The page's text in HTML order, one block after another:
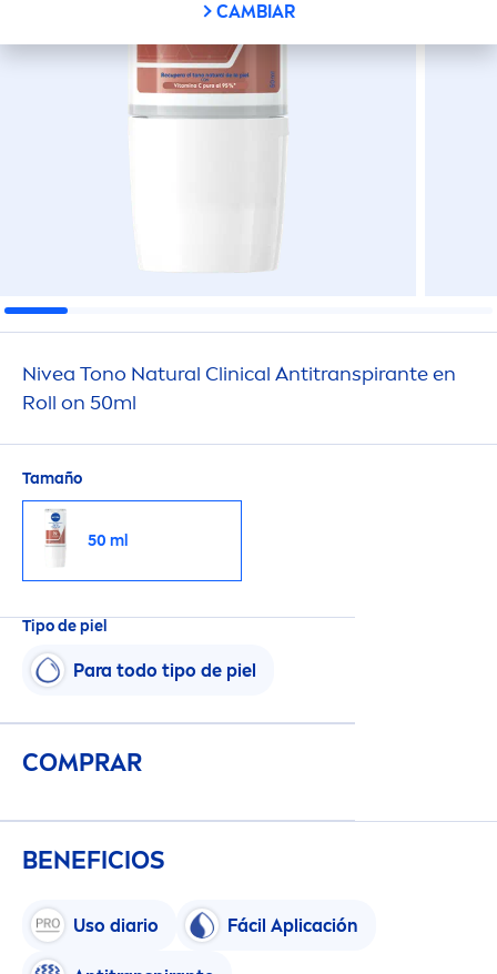
CAMBIAR
Nivea Tono Natural Clinical Antitranspirante en
Roll on 50ml
Tamaño
50 ml
Tipo de piel
Para todo tipo de piel
COMPRAR
BENEFICIOS
Uso diario Fácil Aplicación